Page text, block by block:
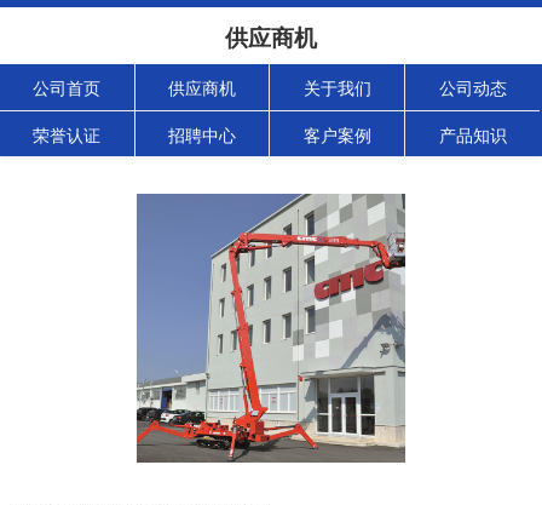
供应商机
公司首页 供应商机 关于我们 公司动态
荣誉认证 招聘中心 客户案例 产品知识